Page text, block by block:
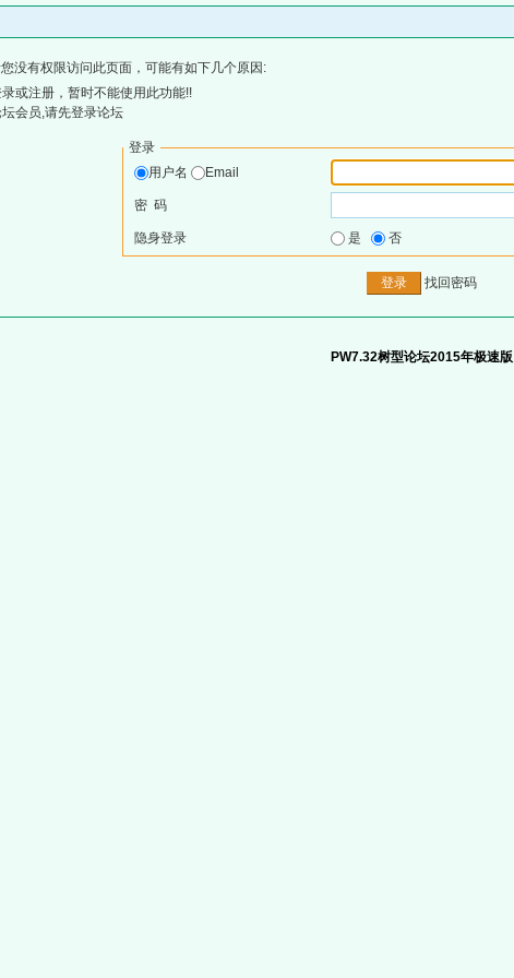
没有权限访问此页面，可能有如下几个原因:
或注册，暂时不能使用此功能!!
会员,请先登录论坛
登录
用户名
Email
密 码
隐身登录 是 否
找回密码
PW7.32树型论坛2015年极速版